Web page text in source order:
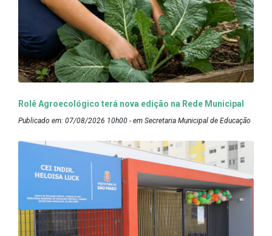
Rolê Agroecológico terá nova edição na Rede Municipal
Publicado em: 07/08/2026 10h00 - em Secretaria Municipal de Educação